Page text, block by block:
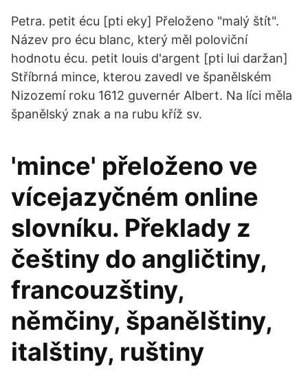
Petra. petit écu [pti eky] Přeloženo "malý štít".
Název pro écu blanc, který měl poloviční
hodnotu écu. petit louis d'argent [pti lui daržan]
Stříbrná mince, kterou zavedl ve španělském
Nizozemí roku 1612 guvernér Albert. Na líci měla
španělský znak a na rubu kříž sv.
'mince' přeloženo ve
vícejazyčném online
slovníku. Překlady z
češtiny do angličtiny,
francouzštiny,
němčiny, španělštiny,
italštiny, ruštiny